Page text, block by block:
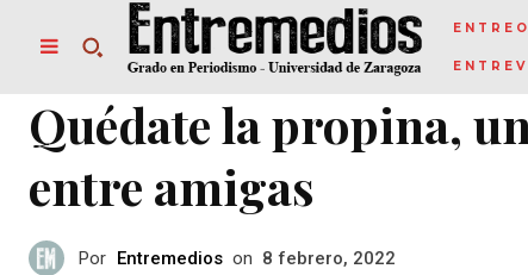
Quédate la propina,
entre amigas
Por Entremedios on 8 febrero, 2022